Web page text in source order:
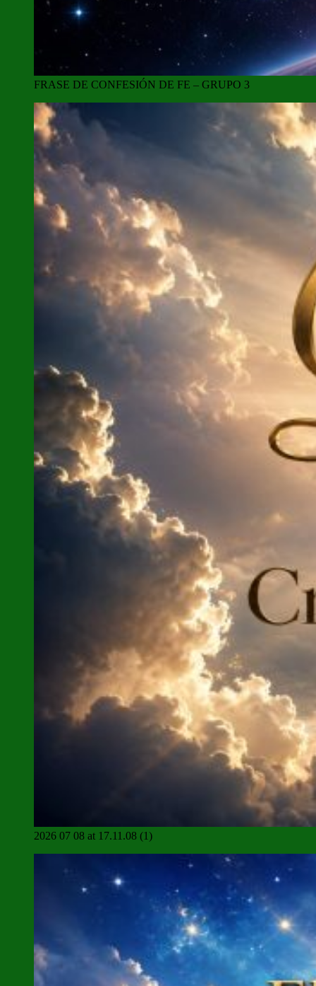
FRASE DE CONFESIÓN DE FE – GRUPO 3
2026 07 08 at 17.11.08 (1)